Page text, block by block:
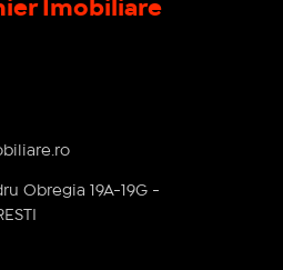
Imobiliare
Obregia 19A-19G -